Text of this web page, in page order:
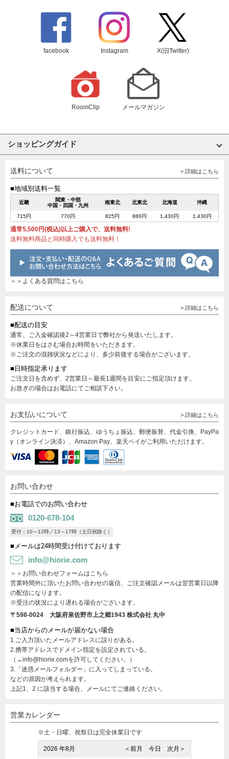
facebook Instagram X(旧Twitter)
RoomClip メールマガジン
ショッピングガイド
送料について > 詳細はこちら
■地域別送料一覧
近畿
関東・中部
中国・四国・九州
南東北 北東北 北海道 沖縄
715円 770円 825円 880円 1,430円 1,430円
通常5,500円(税込)以上ご購入で、送料無料!
送料無料商品と同時購入でも送料無料！
＞＞よくある質問はこちら
配送について > 詳細はこちら
■配送の目安
通常、ご入金確認後2～4営業日で弊社から発送いたします。
※休業日をはさむ場合お時間をいただきます。
※ご注文の混雑状況などにより、多少前後する場合がございます。
■日時指定承ります
ご注文日を含めず、2営業日～最長1週間を目安にご指定頂けます。
お急ぎの場合はお電話にてご相談下さい。
お支払いについて > 詳細はこちら
クレジットカード、銀行振込、ゆうちょ振込、郵便振替、代金引換、PayPa
y（オンライン決済）、Amazon Pay、楽天ペイがご利用いただけます。
お問い合わせ
■お電話でのお問い合わせ
0120-678-104
受付：10～12時／13～17時（土日祝除く）
■メールは24時間受け付けております
info@hiorie.com
＞＞お問い合わせフォームはこちら
営業時間外に頂いたお問い合わせの返信、ご注文確認メールは翌営業日以降
の配信になります。
※受注の状況により遅れる場合がございます。
〒598-0024 大阪府泉佐野市上之郷1943 株式会社 丸中
■当店からのメールが届かない場合
1.ご入力頂いたメールアドレスに誤りがある。
2.携帯アドレスでドメイン指定を設定されている。
（→info@hiorie.comを許可してください。）
3.「迷惑メールフォルダー」に入ってしまっている。
などの原因が考えられます。
上記1、2 に該当する場合、メールにてご連絡ください。
営業カレンダー
※土・日曜、祝祭日は完全休業日です
2026 年8月 次月＞
今日
＜前月